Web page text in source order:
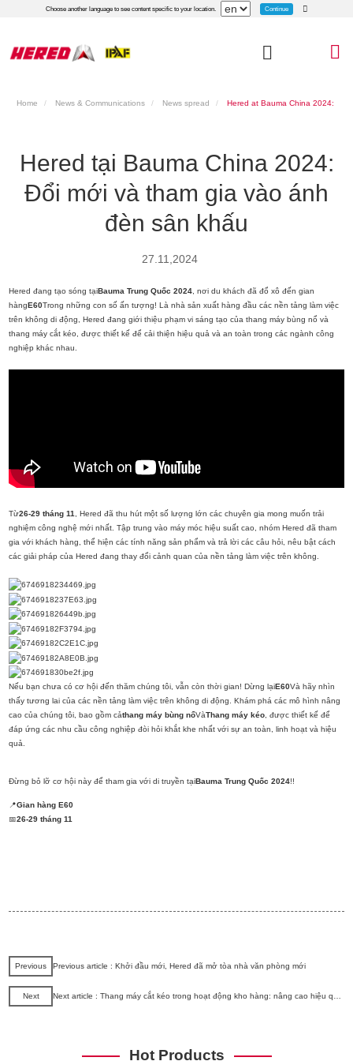
Choose another language to see content specific to your location. Continue
Home News & Communications News spread
Hered tại Bauma China 2024:
Đổi mới và tham gia vào ánh
đèn sân khấu
27.11,2024
Hered đang tạo sóng tạiBauma Trung Quốc 2024 , nơi du khách đã đổ xô đến gian
hàngE60Trong những con số ấn tượng! Là nhà sản xuất hàng đầu các nền tảng làm việc
trên không di động, Hered đang giới thiệu phạm vi sáng tạo của thang máy bùng nổ và
thang máy cắt kéo, được thiết kế để cải thiện hiệu quả và an toàn trong các ngành công
nghiệp khác nhau.
Từ26-29 tháng 11
, Hered đã thu hút một số lượng lớn các chuyên gia mong muốn trải
nghiệm công nghệ mới nhất. Tập trung vào máy móc hiệu suất cao, nhóm Hered đã tham
gia với khách hàng, thể hiện các tính năng sản phẩm và trả lời các câu hỏi, nêu bật cách
các giải pháp của Hered đang thay đổi cảnh quan của nền tảng làm việc trên không.
Nếu bạn chưa có cơ hội đến thăm chúng tôi, vẫn còn thời gian! Dừng lạiE60Và hãy nhìn
thấy tương lai của các nền tảng làm việc trên không di động. Khám phá các mô hình nâng
cao của chúng tôi, bao gồm cảthang máy bùng nổVàThang máy kéo, được thiết kế để
đáp ứng các nhu cầu công nghiệp đòi hỏi khắt khe nhất với sự an toàn, linh hoạt và hiệu
quả.
Đừng bỏ lỡ cơ hội này để tham gia với di truyền tạiBauma Trung Quốc 2024!!
📍Gian hàng E60
📅26-29 tháng 11
Previous Previous article : Khởi đầu mới, Hered đã mở tòa nhà văn phòng mới
Next Next article : Thang máy cắt kéo trong hoạt động kho hàng: nâng cao hiệu quả, an toàn và năng suất
Hot Products